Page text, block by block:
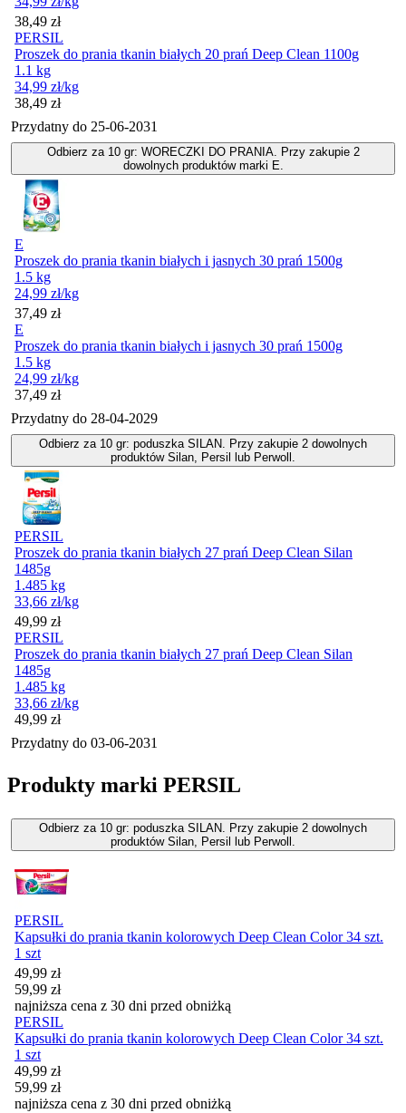
Cena
38,49 zł
PERSIL
Proszek do prania tkanin białych 20 prań Deep Clean 1100g
1.1 kg
34,99 zł/kg
Cena
38,49 zł
Przydatny do 25-06-2031
Odbierz za 10 gr: WORECZKI DO PRANIA. Przy zakupie 2
dowolnych produktów marki E.
E
Proszek do prania tkanin białych i jasnych 30 prań 1500g
1.5 kg
24,99 zł/kg
Cena
37,49 zł
E
Proszek do prania tkanin białych i jasnych 30 prań 1500g
1.5 kg
24,99 zł/kg
Cena
37,49 zł
Przydatny do 28-04-2029
Odbierz za 10 gr: poduszka SILAN. Przy zakupie 2 dowolnych
produktów Silan, Persil lub Perwoll.
PERSIL
Proszek do prania tkanin białych 27 prań Deep Clean Silan
1485g
1.485 kg
33,66 zł/kg
Cena
49,99 zł
PERSIL
Proszek do prania tkanin białych 27 prań Deep Clean Silan
1485g
1.485 kg
33,66 zł/kg
Cena
49,99 zł
Przydatny do 03-06-2031
Produkty marki PERSIL
Odbierz za 10 gr: poduszka SILAN. Przy zakupie 2 dowolnych
produktów Silan, Persil lub Perwoll.
PERSIL
Kapsułki do prania tkanin kolorowych Deep Clean Color 34 szt.
1 szt
Cena promocyjna
49,99 zł
59,99 zł
najniższa cena z 30 dni przed obniżką
PERSIL
Kapsułki do prania tkanin kolorowych Deep Clean Color 34 szt.
1 szt
Cena promocyjna
49,99 zł
59,99 zł
najniższa cena z 30 dni przed obniżką